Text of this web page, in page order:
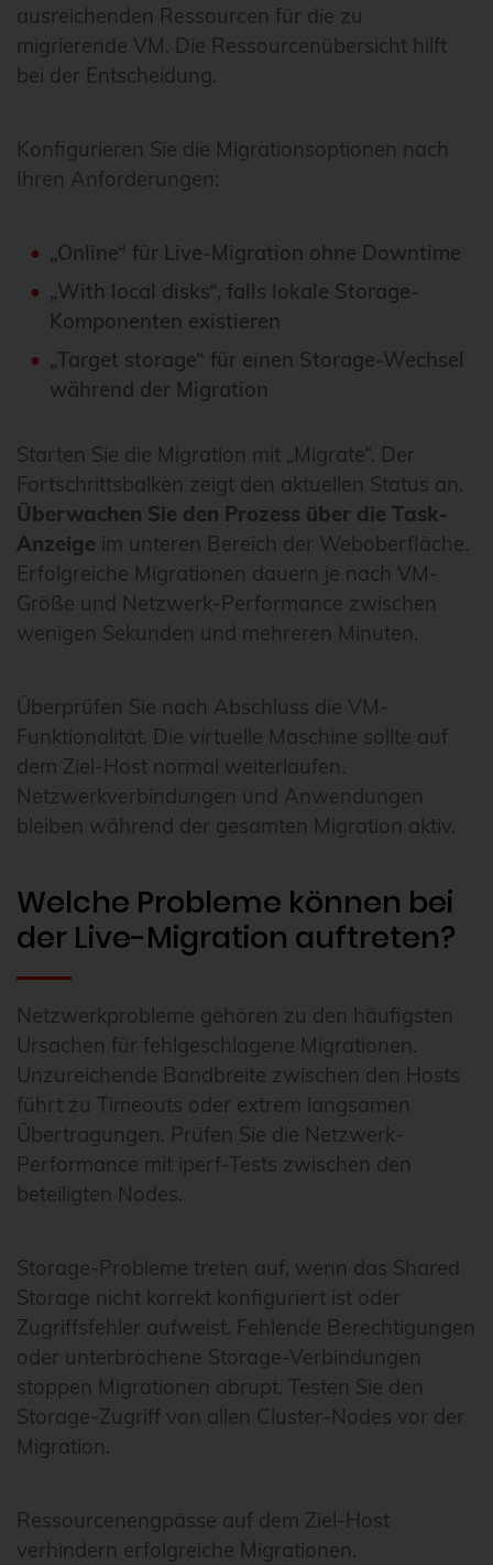
ausreichenden Ressourcen für die zu
migrierende VM. Die Ressourcenübersicht hilft
bei der Entscheidung.
Konfigurieren Sie die Migrationsoptionen nach
Ihren Anforderungen:
„Online“ für Live-Migration ohne Downtime
„With local disks“, falls lokale Storage-
Komponenten existieren
„Target storage“ für einen Storage-Wechsel
während der Migration
Starten Sie die Migration mit „Migrate“. Der
Fortschrittsbalken zeigt den aktuellen Status an.
Überwachen Sie den Prozess über die Task-
Anzeige im unteren Bereich der Weboberfläche.
Erfolgreiche Migrationen dauern je nach VM-
Größe und Netzwerk-Performance zwischen
wenigen Sekunden und mehreren Minuten.
Überprüfen Sie nach Abschluss die VM-
Funktionalität. Die virtuelle Maschine sollte auf
dem Ziel-Host normal weiterlaufen.
Netzwerkverbindungen und Anwendungen
bleiben während der gesamten Migration aktiv.
Welche Probleme können bei
der Live-Migration auftreten?
Netzwerkprobleme gehören zu den häufigsten
Ursachen für fehlgeschlagene Migrationen.
Unzureichende Bandbreite zwischen den Hosts
führt zu Timeouts oder extrem langsamen
Übertragungen. Prüfen Sie die Netzwerk-
Performance mit iperf-Tests zwischen den
beteiligten Nodes.
Storage-Probleme treten auf, wenn das Shared
Storage nicht korrekt konfiguriert ist oder
Zugriffsfehler aufweist. Fehlende Berechtigungen
oder unterbrochene Storage-Verbindungen
stoppen Migrationen abrupt. Testen Sie den
Storage-Zugriff von allen Cluster-Nodes vor der
Migration.
Ressourcenengpässe auf dem Ziel-Host
verhindern erfolgreiche Migrationen.